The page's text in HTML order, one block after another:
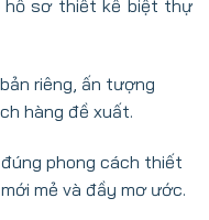
hồ sơ thiết kế biệt thự
riêng, ấn tượng
hàng đề xuất.
phong cách thiết
mẻ và đầy mơ ước.